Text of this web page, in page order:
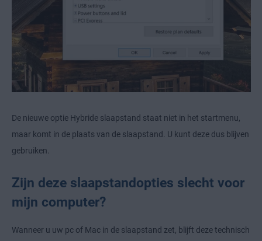
De nieuwe optie Hybride slaapstand staat niet in het startmenu,
maar komt in de plaats van de slaapstand. U kunt deze dus blijven
gebruiken.
Zijn deze slaapstandopties slecht voor
mijn computer?
Wanneer u uw pc of Mac in de slaapstand zet, blijft deze technisch